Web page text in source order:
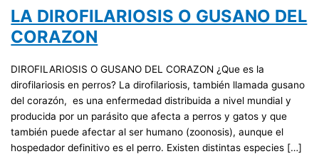
LA DIROFILARIOSIS O GUSANO DEL
CORAZON
DIROFILARIOSIS O GUSANO DEL CORAZON ¿Que es la
dirofilariosis en perros? La dirofilariosis, también llamada gusano
del corazón, es una enfermedad distribuida a nivel mundial y
producida por un parásito que afecta a perros y gatos y que
también puede afectar al ser humano (zoonosis), aunque el
hospedador definitivo es el perro. Existen distintas especies […]